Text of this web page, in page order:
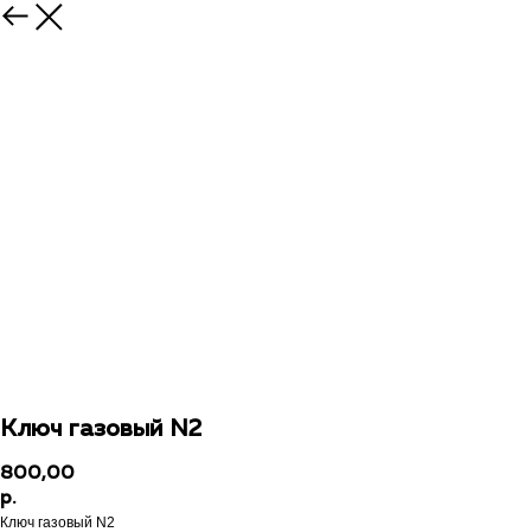
Ключ газовый N2
800,00
р.
Ключ газовый N2